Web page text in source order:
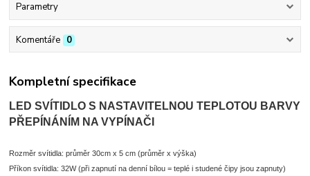
Parametry
Komentáře 0
Kompletní specifikace
LED SVÍTIDLO S NASTAVITELNOU TEPLOTOU BARVY
PŘEPÍNÁNÍM NA VYPÍNAČI
Rozměr svítidla: průměr 30cm x 5 cm (průměr x výška)
Příkon svítidla: 32W (při zapnutí na denní bílou = teplé i studené čipy jsou zapnuty)